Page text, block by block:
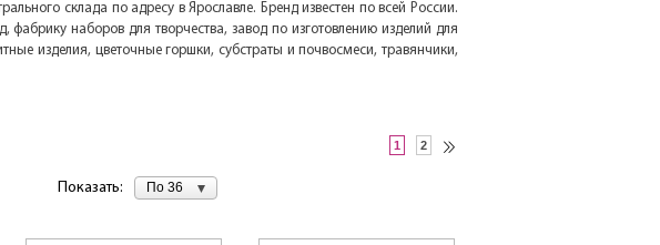
склада по адресу в Ярославле. Бренд известен по всей России.
наборов для творчества, завод по изготовлению изделий для
изделия, цветочные горшки, субстраты и почвосмеси, травянчики,
1 2
Показать: По 36